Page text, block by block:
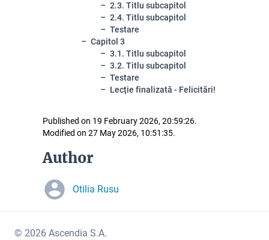
2.3. Titlu subcapitol
2.4. Titlu subcapitol
Testare
Capitol 3
3.1. Titlu subcapitol
3.2. Titlu subcapitol
Testare
Lecție finalizată - Felicitări!
Published on 19 February 2026, 20:59:26.
Modified on 27 May 2026, 10:51:35.
Author
Otilia Rusu
© 2026 Ascendia S.A.